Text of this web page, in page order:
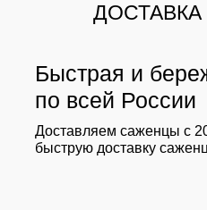
Быстрая и
по всей России
Доставляем саженцы с
быструю доставку